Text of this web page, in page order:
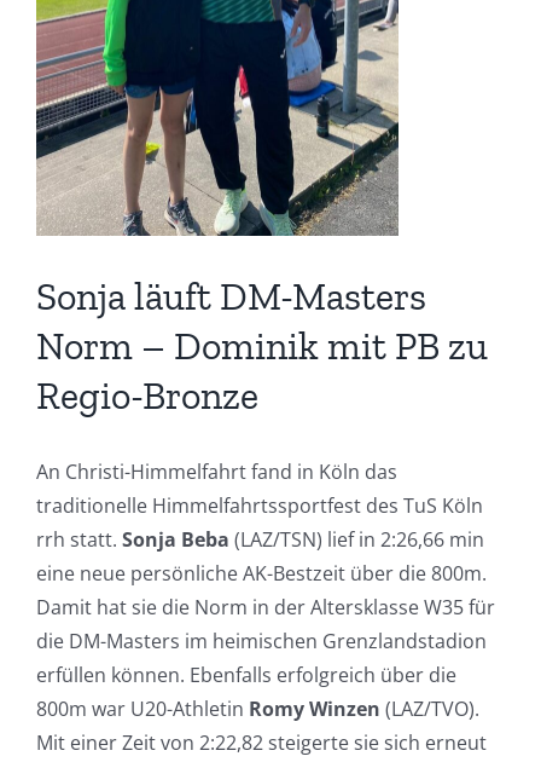
Sonja läuft DM-Masters
Norm – Dominik mit PB zu
Regio-Bronze
An Christi-Himmelfahrt fand in Köln das
traditionelle Himmelfahrtssportfest des TuS Köln
rrh statt. Sonja Beba (LAZ/TSN) lief in 2:26,66 min
eine neue persönliche AK-Bestzeit über die 800m.
Damit hat sie die Norm in der Altersklasse W35 für
die DM-Masters im heimischen Grenzlandstadion
erfüllen können. Ebenfalls erfolgreich über die
800m war U20-Athletin Romy Winzen (LAZ/TVO).
Mit einer Zeit von 2:22,82 steigerte sie sich erneut